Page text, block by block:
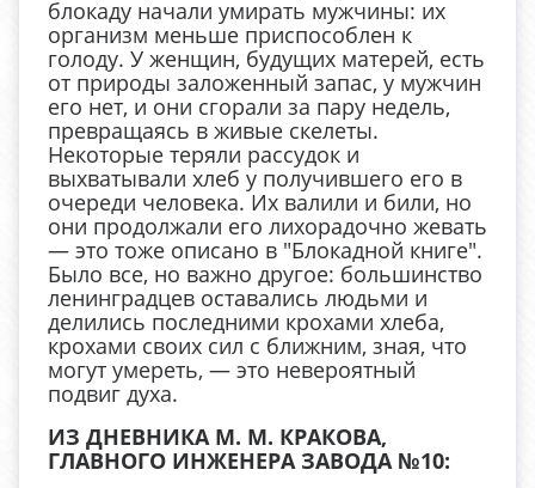
блокаду начали умирать мужчины: их
организм меньше приспособлен к
голоду. У женщин, будущих матерей, есть
от природы заложенный запас, у мужчин
его нет, и они сгорали за пару недель,
превращаясь в живые скелеты.
Некоторые теряли рассудок и
выхватывали хлеб у получившего его в
очереди человека. Их валили и били, но
они продолжали его лихорадочно жевать
— это тоже описано в "Блокадной книге".
Было все, но важно другое: большинство
ленинградцев оставались людьми и
делились последними крохами хлеба,
крохами своих сил с ближним, зная, что
могут умереть, — это невероятный
подвиг духа.
ИЗ ДНЕВНИКА М. М. КРАКОВА,
ГЛАВНОГО ИНЖЕНЕРА ЗАВОДА №10: